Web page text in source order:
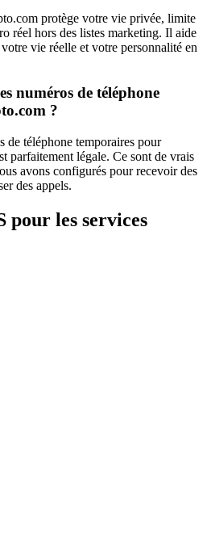
protège votre vie privée, limite
réel hors des listes marketing. Il aide
vie réelle et votre personnalité en
numéros de téléphone
?
de téléphone temporaires pour
parfaitement légale. Ce sont de vrais
avons configurés pour recevoir des
des appels.
pour les services